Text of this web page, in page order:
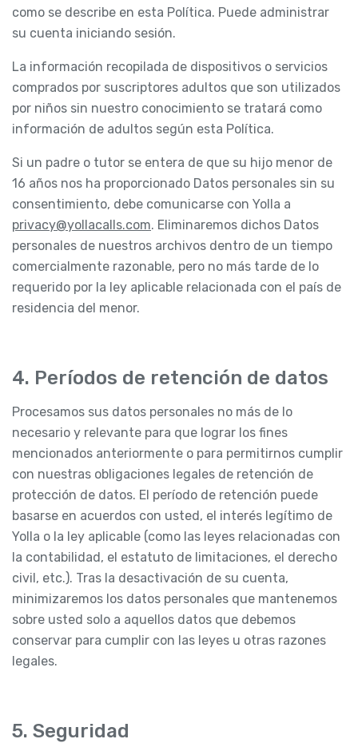
como se describe en esta Política. Puede administrar
su cuenta iniciando sesión.
La información recopilada de dispositivos o servicios
comprados por suscriptores adultos que son utilizados
por niños sin nuestro conocimiento se tratará como
información de adultos según esta Política.
Si un padre o tutor se entera de que su hijo menor de
16 años nos ha proporcionado Datos personales sin su
consentimiento, debe comunicarse con Yolla a
privacy@yollacalls.com. Eliminaremos dichos Datos
personales de nuestros archivos dentro de un tiempo
comercialmente razonable, pero no más tarde de lo
requerido por la ley aplicable relacionada con el país de
residencia del menor.
4. Períodos de retención de datos
Procesamos sus datos personales no más de lo
necesario y relevante para que lograr los fines
mencionados anteriormente o para permitirnos cumplir
con nuestras obligaciones legales de retención de
protección de datos. El período de retención puede
basarse en acuerdos con usted, el interés legítimo de
Yolla o la ley aplicable (como las leyes relacionadas con
la contabilidad, el estatuto de limitaciones, el derecho
civil, etc.). Tras la desactivación de su cuenta,
minimizaremos los datos personales que mantenemos
sobre usted solo a aquellos datos que debemos
conservar para cumplir con las leyes u otras razones
legales.
5. Seguridad